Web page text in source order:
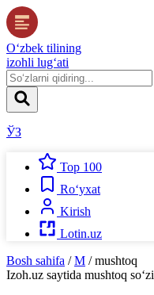
O‘zbek tilining
izohli lug‘ati
ЎЗ
Top 100
Ro‘yxat
Kirish
Lotin.uz
Bosh sahifa / M / mushtoq
Izoh.uz saytida mushtoq